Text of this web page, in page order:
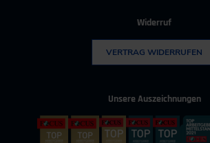
Widerruf
VERTRAG WIDERRUFEN
Unsere Auszeichnungen